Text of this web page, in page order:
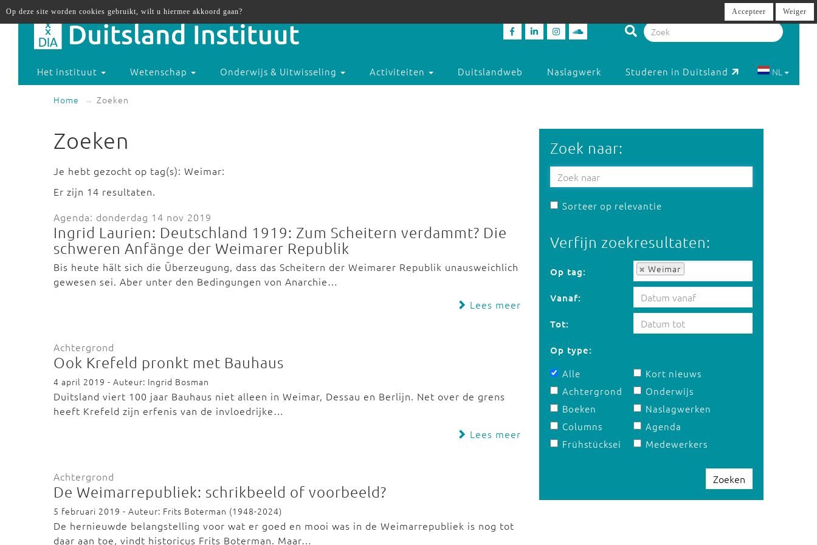
Het instituut Wetenschap Onderwijs & Uitwisseling Activiteiten Duitslandweb Naslagwerk Studeren in Duitsland NL
Home Zoeken
Zoeken
Je hebt gezocht op tag(s): Weimar:
Er zijn 14 resultaten.
Agenda: donderdag 14 nov 2019
Ingrid Laurien: Deutschland 1919: Zum Scheitern verdammt? Die
schweren Anfänge der Weimarer Republik
Bis heute hält sich die Überzeugung, dass das Scheitern der Weimarer Republik unausweichlich
gewesen sei. Aber unter den Bedingungen von Anarchie…
Lees meer
Achtergrond
Ook Krefeld pronkt met Bauhaus
4 april 2019 - Auteur: Ingrid Bosman
Duitsland viert 100 jaar Bauhaus niet alleen in Weimar, Dessau en Berlijn. Net over de grens
heeft Krefeld zijn erfenis van de invloedrijke…
Lees meer
Achtergrond
De Weimarrepubliek: schrikbeeld of voorbeeld?
5 februari 2019 - Auteur: Frits Boterman (1948-2024)
De hernieuwde belangstelling voor wat er goed en mooi was in de Weimarrepubliek is nog tot
daar aan toe, vindt historicus Frits Boterman. Maar…
Zoek naar:
Sorteer op relevantie
Verfijn zoekresultaten:
Op tag: Weimar
Op tag:
Vanaf:
Tot:
Op type:
Alle
Achtergrond
Boeken
Columns
Frühstücksei
Kort nieuws
Onderwijs
Naslagwerken
Agenda
Medewerkers
Zoeken
Op deze site worden cookies gebruikt, wilt u hiermee akkoord gaan? Accepteer Weiger